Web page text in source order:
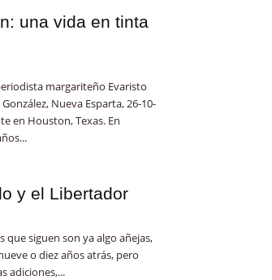
una vida en tinta
margariteño Evaristo
Nueva Esparta, 26-10-
en Houston, Texas. En
y el Libertador
que siguen son ya algo añejas,
o diez años atrás, pero
adiciones,...